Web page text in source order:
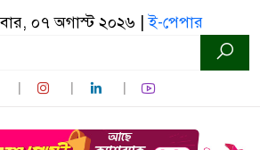
০৭ অগাস্ট ২০২৬ |ই-পেপার